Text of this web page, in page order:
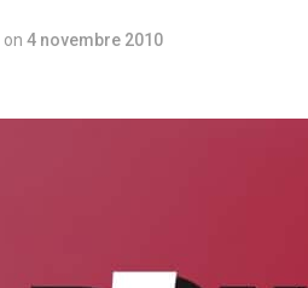
on 4 novembre 2010